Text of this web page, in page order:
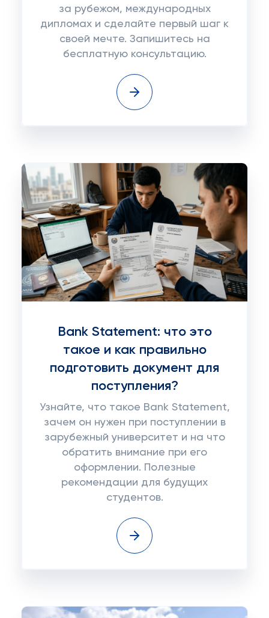
за рубежом, международных
дипломах и сделайте первый шаг к
своей мечте. Запишитесь на
бесплатную консультацию.
Bank Statement: что это
такое и как правильно
подготовить документ для
поступления?
Узнайте, что такое Bank Statement,
зачем он нужен при поступлении в
зарубежный университет и на что
обратить внимание при его
оформлении. Полезные
рекомендации для будущих
студентов.